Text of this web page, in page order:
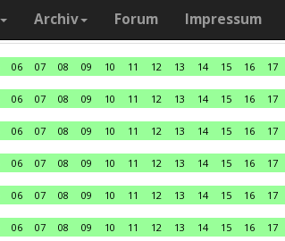
Archiv Forum Impressum
06 07 08 09 10 11 12 13 14 15 16 17
06 07 08 09 10 11 12 13 14 15 16 17
06 07 08 09 10 11 12 13 14 15 16 17
06 07 08 09 10 11 12 13 14 15 16 17
06 07 08 09 10 11 12 13 14 15 16 17
06 07 08 09 10 11 12 13 14 15 16 17